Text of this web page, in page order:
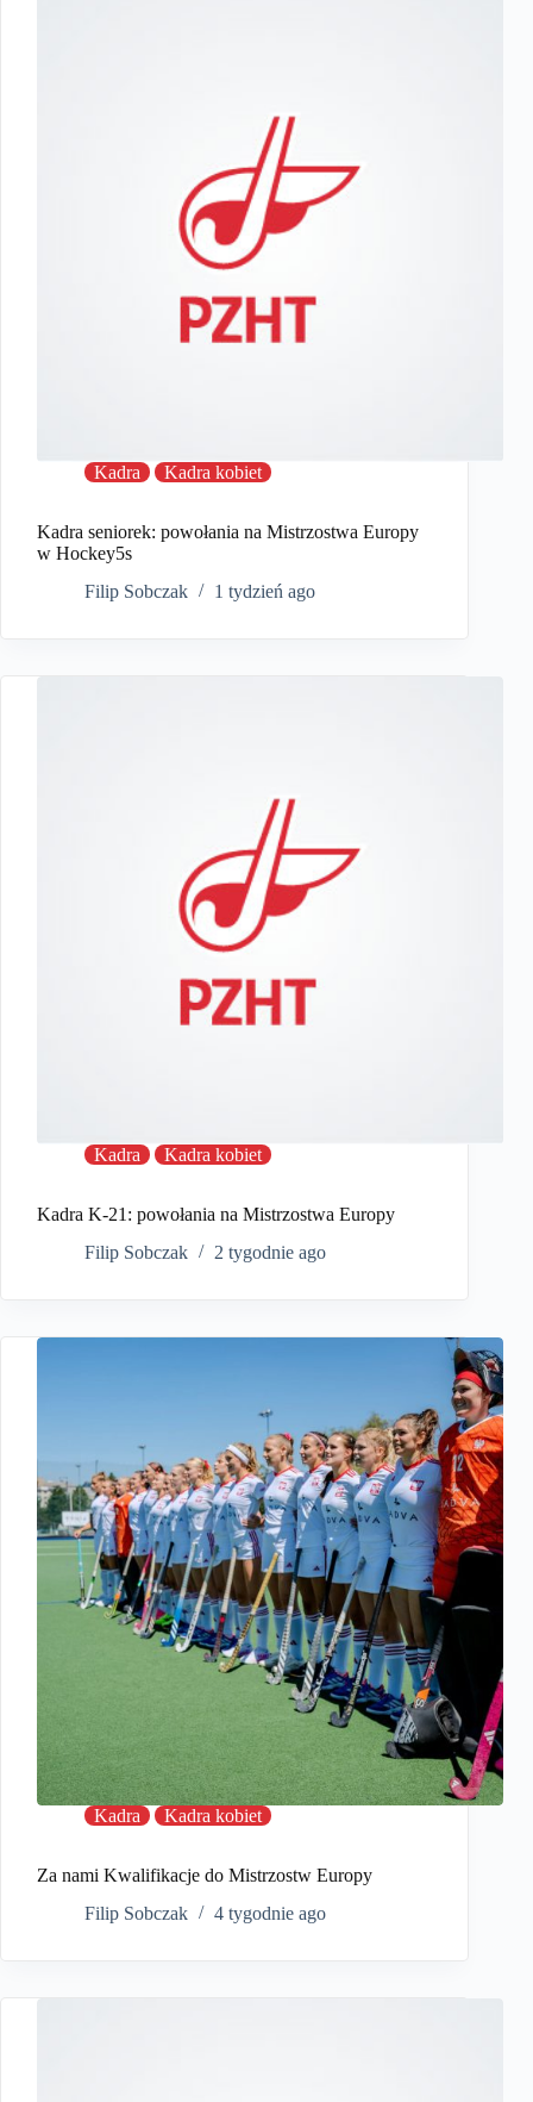
Kadra Kadra kobiet
Kadra seniorek: powołania na Mistrzostwa Europy
w Hockey5s
Filip Sobczak
1 tydzień ago
Kadra Kadra kobiet
Kadra K-21: powołania na Mistrzostwa Europy
Filip Sobczak
2 tygodnie ago
Kadra Kadra kobiet
Za nami Kwalifikacje do Mistrzostw Europy
Filip Sobczak
4 tygodnie ago